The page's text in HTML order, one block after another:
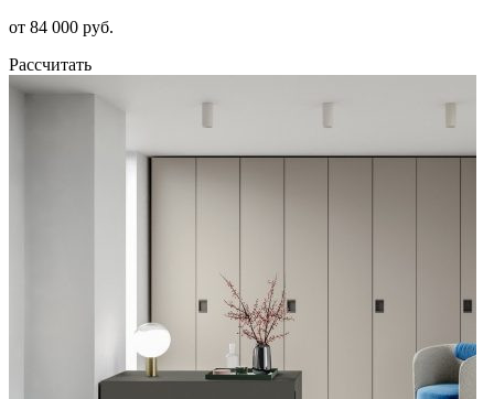
от 84 000 руб.
Рассчитать